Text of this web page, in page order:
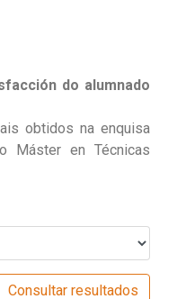
do alumnado
obtidos na enquisa
Máster en Técnicas